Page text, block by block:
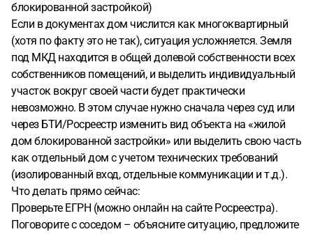
блокированной застройкой)
Если в документах дом числится как многоквартирный
(хотя по факту это не так), ситуация усложняется. Земля
под МКД находится в общей долевой собственности всех
собственников помещений, и выделить индивидуальный
участок вокруг своей части будет практически
невозможно. В этом случае нужно сначала через суд или
через БТИ/Росреестр изменить вид объекта на «жилой
дом блокированной застройки» или выделить свою часть
как отдельный дом с учетом технических требований
(изолированный вход, отдельные коммуникации и т.д.).
Что делать прямо сейчас:
Проверьте ЕГРН (можно онлайн на сайте Росреестра).
Поговорите с соседом – объясните ситуацию, предложите